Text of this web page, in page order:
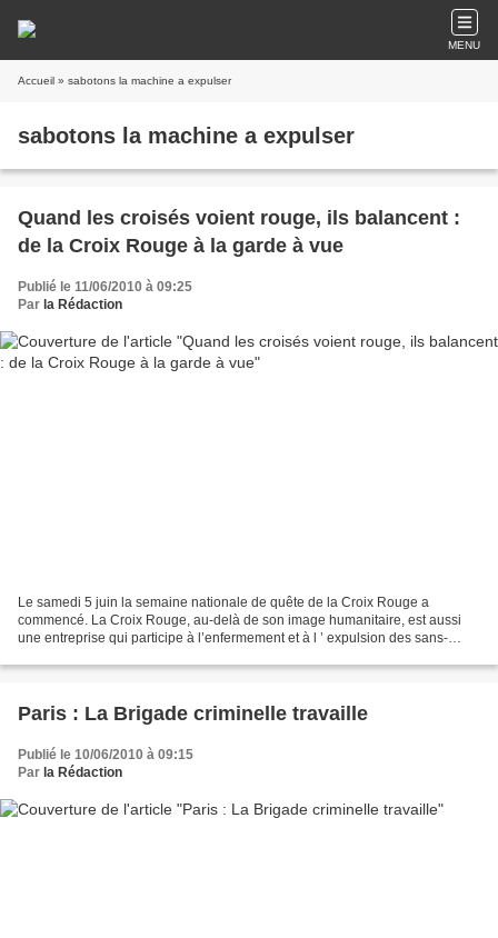
MENU
Accueil » sabotons la machine a expulser
sabotons la machine a expulser
Quand les croisés voient rouge, ils balancent :
de la Croix Rouge à la garde à vue
Publié le 11/06/2010 à 09:25
Par la Rédaction
Le samedi 5 juin la semaine nationale de quête de la Croix Rouge a
commencé. La Croix Rouge, au-delà de son image humanitaire, est aussi
une entreprise qui participe à l’enfermement et à l ’ expulsion des sans-
Paris : La Brigade criminelle travaille
Publié le 10/06/2010 à 09:15
Par la Rédaction